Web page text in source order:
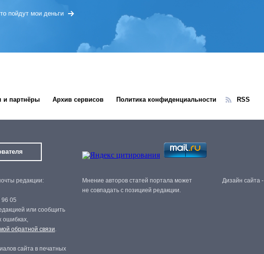
пойдут мои деньги
и партнёры Архив сервисов Политика конфиденциальности RSS
редакции:
05
или сообщить
ошибках,
обратной связи.
сайта в печатных
Мнение авторов статей портала может
не совпадать с позицией редакции.
Дизайн сайта -